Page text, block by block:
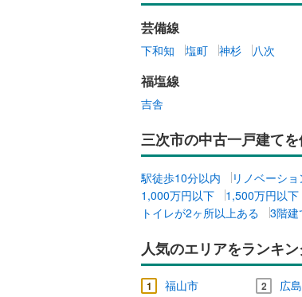
芸備線
下和知 塩町 神杉 八次
福塩線
吉舎
三次市の中古一戸建て
駅徒歩10分以内 リノベーシ
1,000万円以下
1,500万円以下
トイレが2ヶ所以上ある
3階建
人気のエリアをランキ
1 福山市 2 広